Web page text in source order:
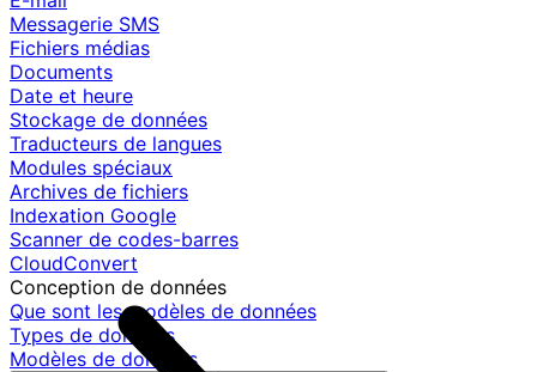
Messagerie SMS
Fichiers médias
Documents
Date et heure
Stockage de données
Traducteurs de langues
Modules spéciaux
Archives de fichiers
Indexation Google
Scanner de codes-barres
CloudConvert
Conception de données
Que sont les modèles de données
Types de données
Modèles de données